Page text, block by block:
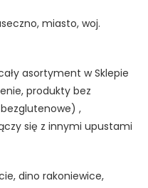
miasto, woj.
asortyment w Sklepie
produkty bez
,
się z innymi upustami
dino rakoniewice,